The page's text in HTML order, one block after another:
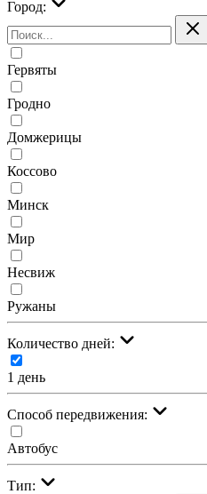
Город:
Гервяты
Гродно
Домжерицы
Коссово
Минск
Мир
Несвиж
Ружаны
Количество дней:
1 день
Cпособ передвижения:
Автобус
Тип: